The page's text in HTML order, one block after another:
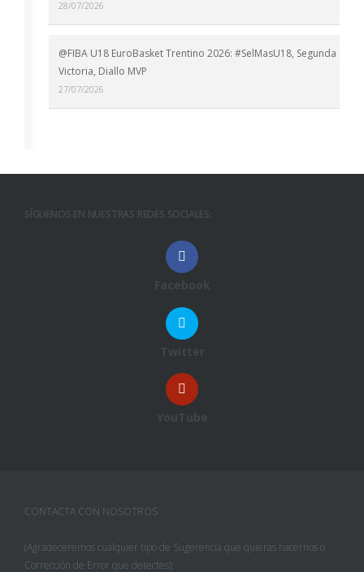
28/07/2026
@FIBA U18 EuroBasket Trentino 2026: #SelMasU18, Segunda
Victoria, Diallo MVP
27/07/2026
SÍGUENOS EN NUESTRAS REDES SOCIALES:
Facebook
Twitter
YouTube
CONTACTA CON NOSOTROS
(Agradeceremos cualquier tipo de Sugerencia que quieras hacernos o
Corrección de Error que detectes):